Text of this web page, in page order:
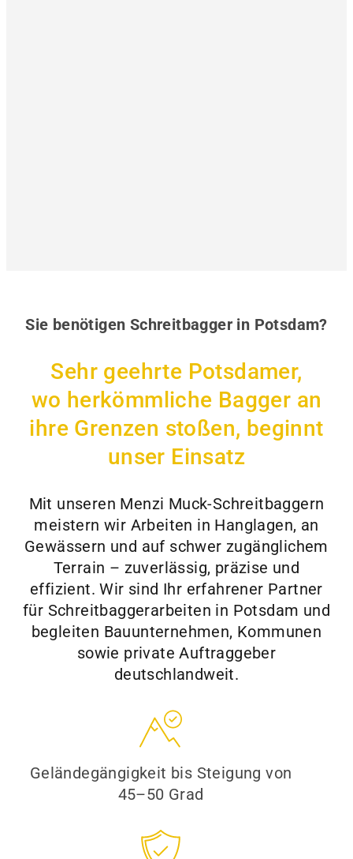
Sie benötigen Schreitbagger in Potsdam?
Sehr geehrte Potsdamer,
wo herkömmliche Bagger an
ihre Grenzen stoßen, beginnt
unser Einsatz
Mit unseren Menzi Muck-Schreitbaggern
meistern wir Arbeiten in Hanglagen, an
Gewässern und auf schwer zugänglichem
Terrain – zuverlässig, präzise und
effizient. Wir sind Ihr erfahrener Partner
für Schreitbaggerarbeiten in Potsdam und
begleiten Bauunternehmen, Kommunen
sowie private Auftraggeber
deutschlandweit.
Geländegängigkeit bis Steigung von
45–50 Grad